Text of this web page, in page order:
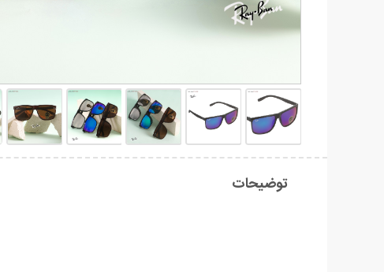
توضیحات